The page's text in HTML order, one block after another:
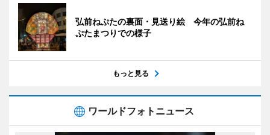
弘前ねぷたの裏面・見送り絵 今年の弘前ね
ぷたまつりでの様子
もっと見る
ワールドフォトニュース